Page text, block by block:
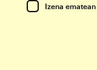
Izena ematean